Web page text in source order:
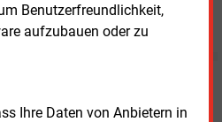
Benutzerfreundlichkeit,
aufzubauen oder zu
Ihre Daten von Anbietern in
neu auf und schafft
Chief Information Officer. Der dafür
Vertrieb